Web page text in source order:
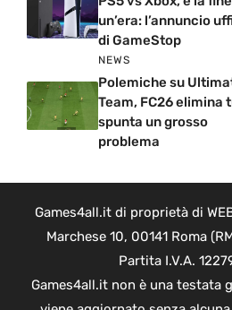
un’era: l’annuncio
di GameStop
NEWS
Polemiche su
Team, FC26 elimina
spunta un grosso
problema
Games4all.it di proprietà di
Marchese 10, 00141 Roma
Partita I.V.A.
Games4all.it non è una testata